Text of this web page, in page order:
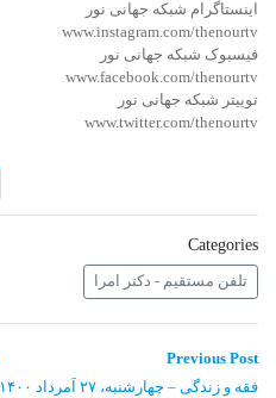
اینستاگرام شبکه جهانی نور
www.instagram.com/thenourtv
فیسبوک شبکه جهانی نور
www.facebook.com/thenourtv
توییتر شبکه جهانی نور
www.twitter.com/thenourtv
Categories
تلفن مستقیم - دکتر امرا
راهبری
نوشته
Previous Post
Previous
فقه و زندگی – چهارشنبه، ۲۷ اَمرداد ۱۴۰۰